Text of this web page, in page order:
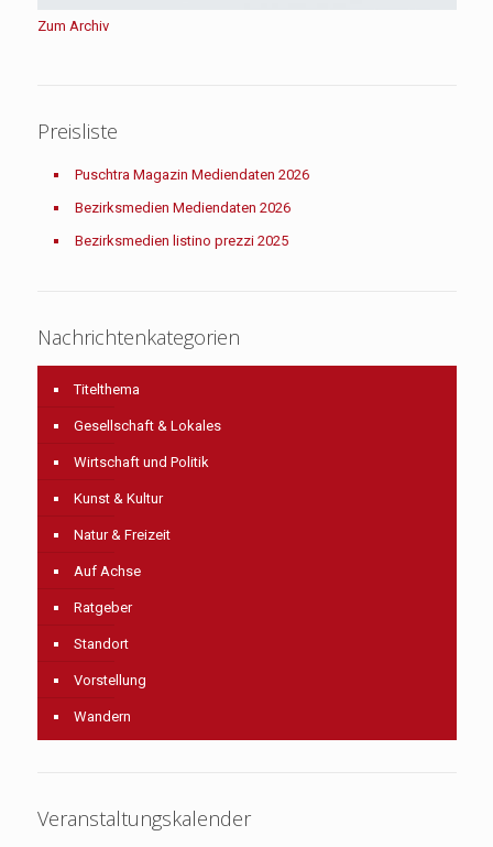
Zum Archiv
Preisliste
Puschtra Magazin Mediendaten 2026
Bezirksmedien Mediendaten 2026
Bezirksmedien listino prezzi 2025
Nachrichtenkategorien
Titelthema
Gesellschaft & Lokales
Wirtschaft und Politik
Kunst & Kultur
Natur & Freizeit
Auf Achse
Ratgeber
Standort
Vorstellung
Wandern
Veranstaltungskalender